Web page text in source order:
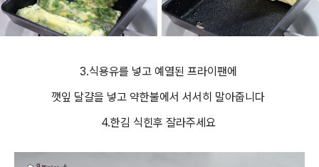
3.식용유를 넣고 예열된 프라이팬에
깻잎 달걀을 넣고 약한불에서 서서히 말아줍니다
4.한김 식힌후 잘라주세요